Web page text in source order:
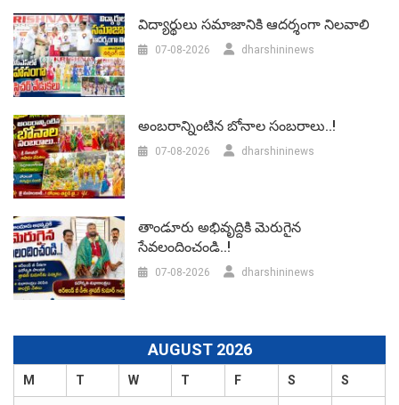
విద్యార్థులు సమాజానికి ఆదర్శంగా నిలవాలి
07-08-2026 dharshininews
అంబరాన్నింటిన బోనాల సంబరాలు..!
07-08-2026 dharshininews
తాండూరు అభివృద్దికి మెరుగైన
సేవలందించండి..!
07-08-2026 dharshininews
AUGUST 2026
M T W T F S S